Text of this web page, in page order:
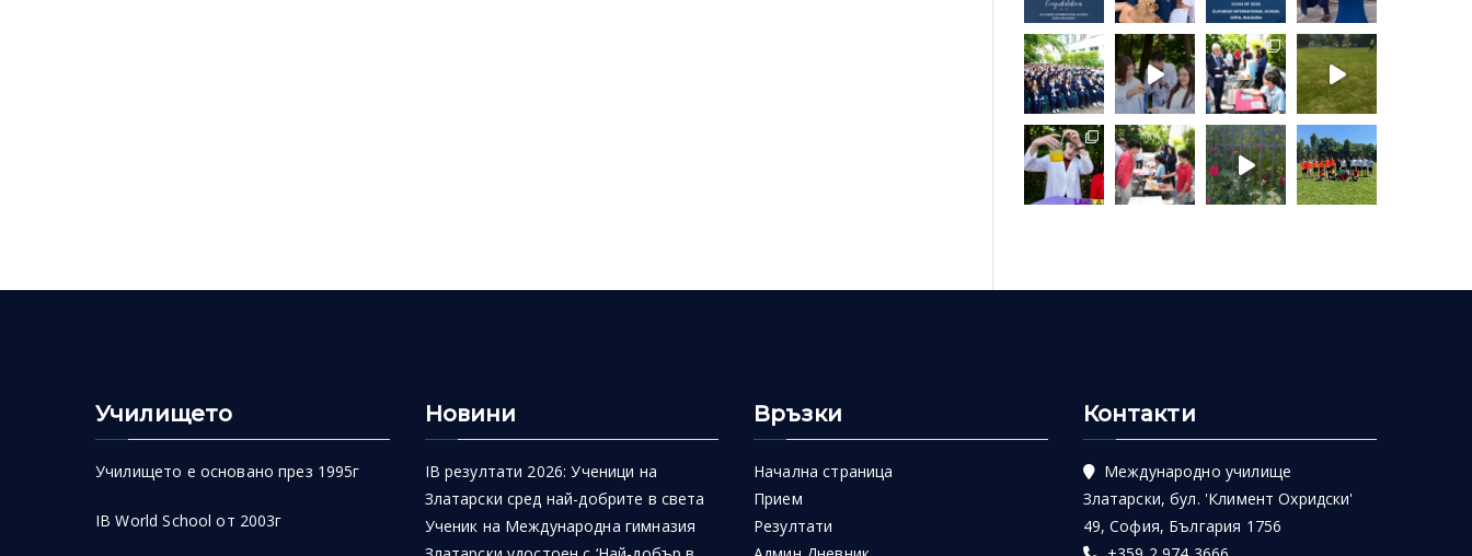
Училището
Училището е основано през 1995г
IB World School от 2003г
Новини
IB резултати 2026: Ученици на
Златарски сред най-добрите в света
Ученик на Международна гимназия
Връзки
Начална страница
Прием
Резултати
Контакти
Международно училище
Златарски, бул. 'Климент Охридски'
49, София, България 1756